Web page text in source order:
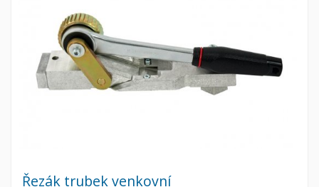
Řezák trubek venkovní